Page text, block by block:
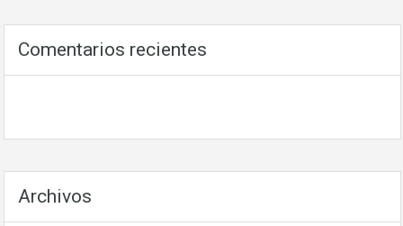
Comentarios recientes
Archivos